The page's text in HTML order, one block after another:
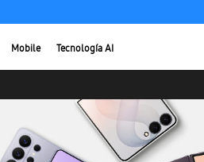
Mobile Tecnología AI